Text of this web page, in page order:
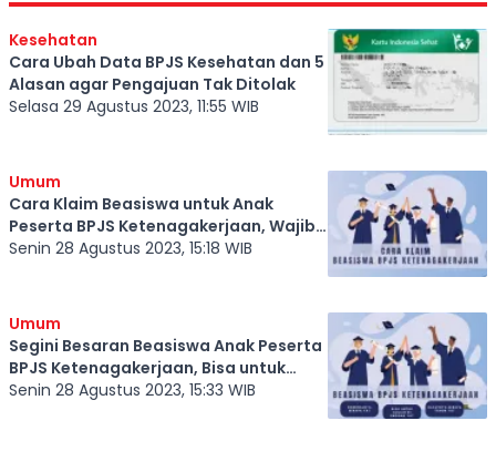
Kesehatan
Cara Ubah Data BPJS Kesehatan dan 5
Alasan agar Pengajuan Tak Ditolak
Selasa 29 Agustus 2023, 11:55 WIB
Umum
Cara Klaim Beasiswa untuk Anak
Peserta BPJS Ketenagakerjaan, Wajib
Tahu Syaratnya
Senin 28 Agustus 2023, 15:18 WIB
Umum
Segini Besaran Beasiswa Anak Peserta
BPJS Ketenagakerjaan, Bisa untuk
Siswa TK hingga S1
Senin 28 Agustus 2023, 15:33 WIB